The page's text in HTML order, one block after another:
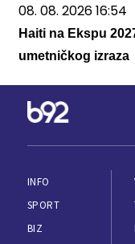
08. 08. 2026 16:54
Haiti na Ekspu
umetničkog izraza
INFO
SPORT
BIZ